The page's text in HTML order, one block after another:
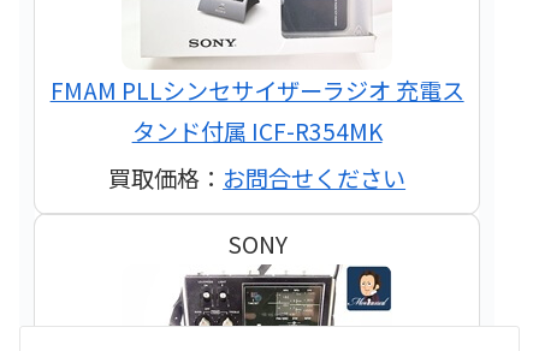
FMAM PLLシンセサイザーラジオ 充電ス
タンド付属 ICF-R354MK
買取価格： お問合せください
SONY